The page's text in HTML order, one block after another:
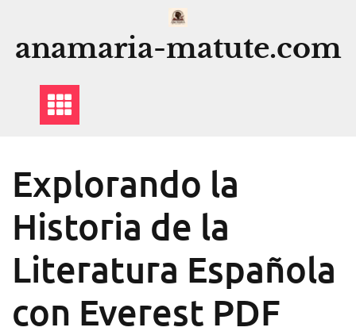
contenido
anamaria-matute.com
Explorando la
Historia de la
Literatura Española
con Everest PDF